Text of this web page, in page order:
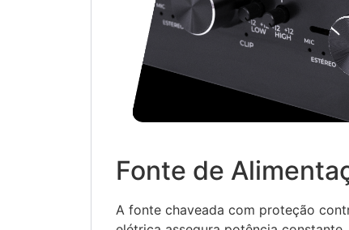
Fonte de
A fonte chaveada com proteção